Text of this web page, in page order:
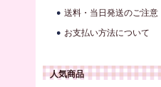
送料・当日発送のご注意
お支払い方法について
人気商品